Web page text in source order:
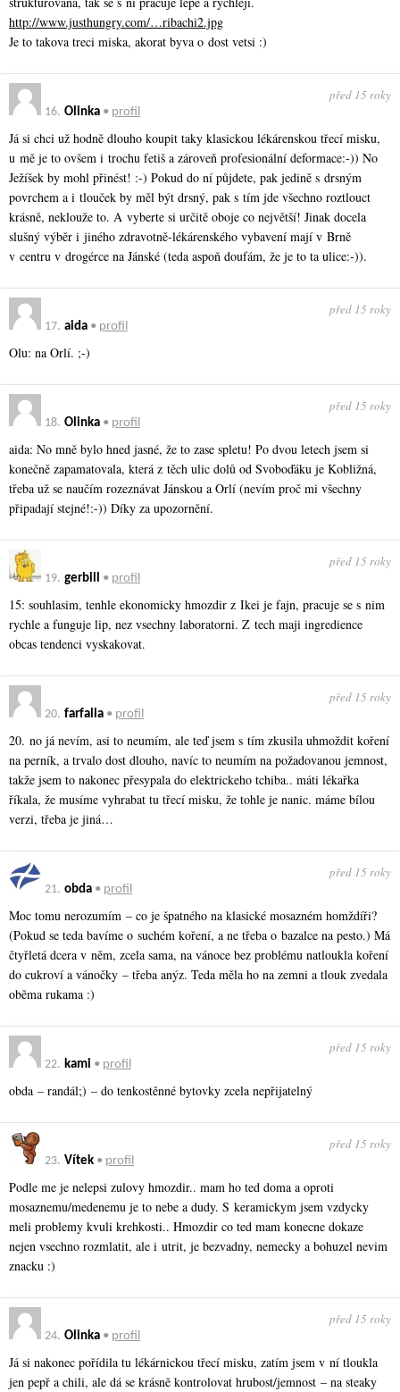
http://www.justhungry.com/…ribachi2.jpg
Je to takova treci miska, akorat byva o dost vetsi :)
16. Olinka • profil
před 15 roky
Já si chci už hodně dlouho koupit taky klasickou lékárenskou třecí misku,
u mě je to ovšem i trochu fetiš a zároveň profesionální deformace:-)) No
Ježíšek by mohl přinést! :-) Pokud do ní půjdete, pak jedině s drsným
povrchem a i tlouček by měl být drsný, pak s tím jde všechno roztlouct
krásně, neklouže to. A vyberte si určitě oboje co největší! Jinak docela
slušný výběr i jiného zdravotně-lékárenského vybavení mají v Brně
v centru v drogérce na Jánské (teda aspoň doufám, že je to ta ulice:-)).
17. aida • profil
před 15 roky
Olu: na Orlí. ;-)
18. Olinka • profil
před 15 roky
aida: No mně bylo hned jasné, že to zase spletu! Po dvou letech jsem si
konečně zapamatovala, která z těch ulic dolů od Svoboďáku je Kobližná,
třeba už se naučím rozeznávat Jánskou a Orlí (nevím proč mi všechny
připadají stejné!:-)) Díky za upozornění.
19. gerbill • profil
před 15 roky
15: souhlasim, tenhle ekonomicky hmozdir z Ikei je fajn, pracuje se s nim
rychle a funguje lip, nez vsechny laboratorni. Z tech maji ingredience
obcas tendenci vyskakovat.
20. farfalla • profil
před 15 roky
20. no já nevím, asi to neumím, ale teď jsem s tím zkusila uhmoždit koření
na perník, a trvalo dost dlouho, navíc to neumím na požadovanou jemnost,
takže jsem to nakonec přesypala do elektrickeho tchiba.. máti lékařka
říkala, že musíme vyhrabat tu třecí misku, že tohle je nanic. máme bílou
verzi, třeba je jiná…
21. obda • profil
před 15 roky
Moc tomu nerozumím – co je špatného na klasické mosazném homždíři?
(Pokud se teda bavíme o suchém koření, a ne třeba o bazalce na pesto.) Má
čtyřletá dcera v něm, zcela sama, na vánoce bez problému natloukla koření
do cukroví a vánočky – třeba anýz. Teda měla ho na zemni a tlouk zvedala
oběma rukama :)
22. kami • profil
před 15 roky
obda – randál;) – do tenkostěnné bytovky zcela nepřijatelný
23. Vítek • profil
před 15 roky
Podle me je nelepsi zulovy hmozdir.. mam ho ted doma a oproti
mosaznemu/medenemu je to nebe a dudy. S keramickym jsem vzdycky
meli problemy kvuli krehkosti.. Hmozdir co ted mam konecne dokaze
nejen vsechno rozmlatit, ale i utrit, je bezvadny, nemecky a bohuzel nevim
znacku :)
24. Olinka • profil
před 15 roky
Já si nakonec pořídila tu lékárnickou třecí misku, zatím jsem v ní tloukla
jen pepř a chili, ale dá se krásně kontrolovat hrubost/jemnost – na steaky